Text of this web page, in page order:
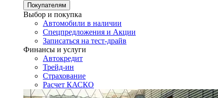
Покупателям
Выбор и покупка
Автомобили в наличии
Спецпредложения и Акции
Записаться на тест-драйв
Финансы и услуги
Автокредит
Трейд-ин
Страхование
Расчет КАСКО